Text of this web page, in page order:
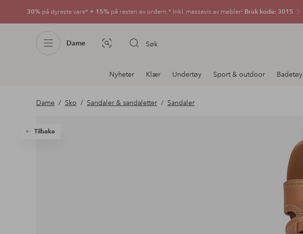
30% på dyreste vare* + 15% på resten av ordern.* Inkl. massevis av møbler! Bruk kode: 3015
Dame Bildesøk Søk
Avdelingsnavigering
Nyheter Klær Undertøy Sport & outdoor Badetøy
Dame Sko Sandaler & sandaletter Sandaler
Tilbake